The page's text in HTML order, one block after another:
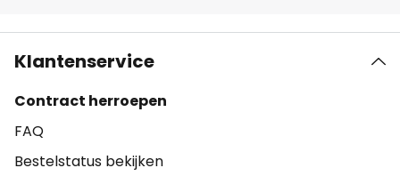
Klantenservice
Contract herroepen
FAQ
Bestelstatus bekijken